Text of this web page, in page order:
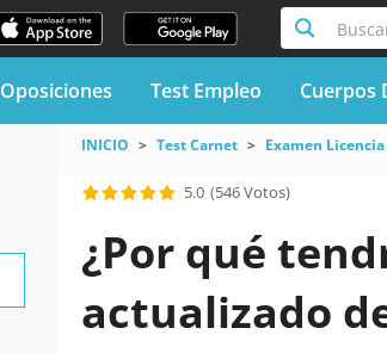
Oposiciones Test Empleo Cuerpos
INICIO Test Carnet Examen
5.0 (546 Votos)
¿Por qué
actualizado